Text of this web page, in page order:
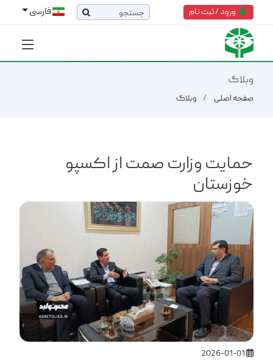
ورود / ثبت نام فارسی
وبلاگ
صفحه اصلی وبلاگ
حمایت وزارت صمت از اکسپو
خوزستان